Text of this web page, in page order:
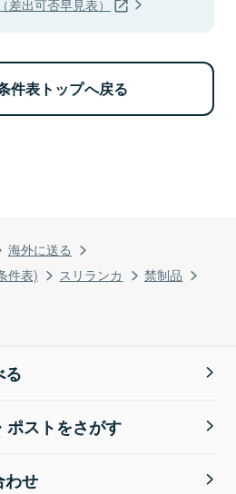
海外に送る
件表)
スリランカ
禁制品
出可否早見表）
件表トップへ戻る
る
ポストをさがす
わせ